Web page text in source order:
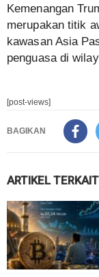
Kemenangan
merupakan titik
kawasan Asia
penguasa di
[post-views]
BAGIKAN
ARTIKEL TERKAIT